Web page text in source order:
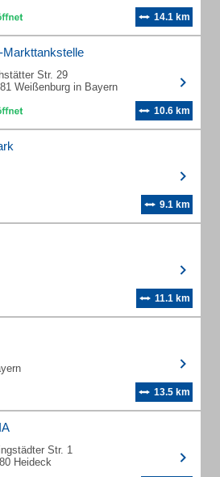
14.1 km
Markttankstelle
Str. 29
Weißenburg in Bayern
10.6 km
9.1 km
11.1 km
13.5 km
Str. 1
Heideck